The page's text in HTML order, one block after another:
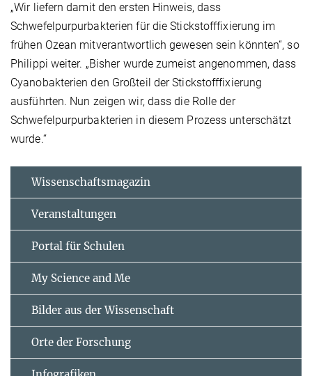
„Wir liefern damit den ersten Hinweis, dass
Schwefelpurpurbakterien für die Stickstofffixierung im
frühen Ozean mitverantwortlich gewesen sein könnten“, so
Philippi weiter. „Bisher wurde zumeist angenommen, dass
Cyanobakterien den Großteil der Stickstofffixierung
ausführten. Nun zeigen wir, dass die Rolle der
Schwefelpurpurbakterien in diesem Prozess unterschätzt
wurde.“
Wissenschaftsmagazin
Veranstaltungen
Portal für Schulen
My Science and Me
Bilder aus der Wissenschaft
Orte der Forschung